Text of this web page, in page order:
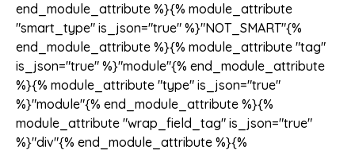
end_module_attribute %}{% module_attribute
"smart_type" is_json="true" %}"NOT_SMART"{%
end_module_attribute %}{% module_attribute "tag"
is_json="true" %}"module"{% end_module_attribute
%}{% module_attribute "type" is_json="true"
%}"module"{% end_module_attribute %}{%
module_attribute "wrap_field_tag" is_json="true"
%}"div"{% end_module_attribute %}{%